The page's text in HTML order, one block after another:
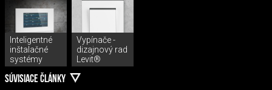
Inteligentné
inštalačné
systémy
Vypínače -
dizajnový rad
Levit®
SÚVISIACE ČLÁNKY